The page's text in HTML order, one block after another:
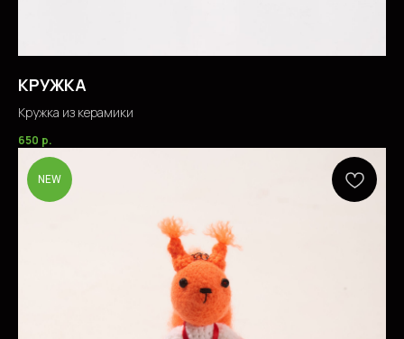
КРУЖКА
Кружка из керамики
650 р.
NEW